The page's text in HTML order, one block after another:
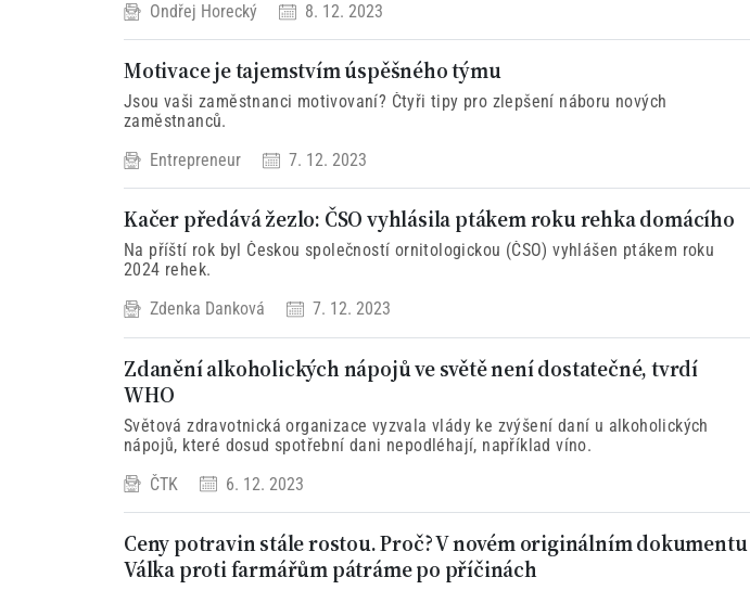
Ondřej Horecký 8. 12. 2023
Motivace je tajemstvím úspěšného týmu
Jsou vaši zaměstnanci motivovaní? Čtyři tipy pro zlepšení náboru nových
zaměstnanců.
Entrepreneur 7. 12. 2023
Kačer předává žezlo: ČSO vyhlásila ptákem roku rehka domácího
Na příští rok byl Českou společností ornitologickou (ČSO) vyhlášen ptákem roku
2024 rehek.
Zdenka Danková 7. 12. 2023
Zdanění alkoholických nápojů ve světě není dostatečné, tvrdí
WHO
Světová zdravotnická organizace vyzvala vlády ke zvýšení daní u alkoholických
nápojů, které dosud spotřební dani nepodléhají, například víno.
ČTK 6. 12. 2023
Ceny potravin stále rostou. Proč? V novém originálním dokumentu
Válka proti farmářům pátráme po příčinách